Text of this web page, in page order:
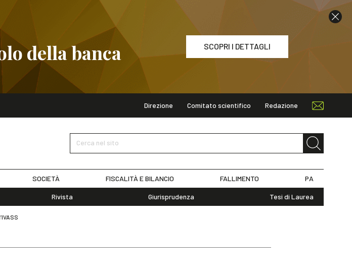
della banca SCOPRI I DETTAGLI
SCOPRI I DETTAGLIDirezione Comitato scientifico Redazione
Cerca nel sito
SOCIETÀ FISCALITÀ E BILANCIO FALLIMENTO PA
Rivista Giurisprudenza Tesi di Laurea